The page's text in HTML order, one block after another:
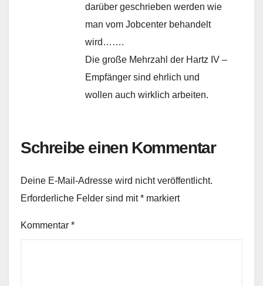
darüber geschrieben werden wie
man vom Jobcenter behandelt
wird…….
Die große Mehrzahl der Hartz IV –
Empfänger sind ehrlich und
wollen auch wirklich arbeiten.
Schreibe einen Kommentar
Deine E-Mail-Adresse wird nicht veröffentlicht.
Erforderliche Felder sind mit* markiert
Kommentar *